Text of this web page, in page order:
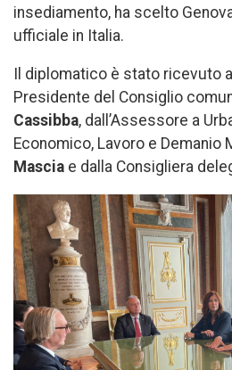
insediamento, ha scelto
ufficiale in Italia.
Il diplomatico è stato ricevuto
Presidente del Consiglio
Cassibba, dall’Assessore a
Economico, Lavoro e Demanio
Mascia e dalla Consigliera